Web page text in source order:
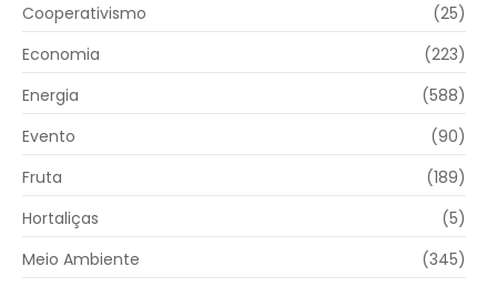
Cooperativismo
(25)
Economia
(223)
Energia
(588)
Evento
(90)
Fruta
(189)
Hortaliças
(5)
Meio Ambiente
(345)